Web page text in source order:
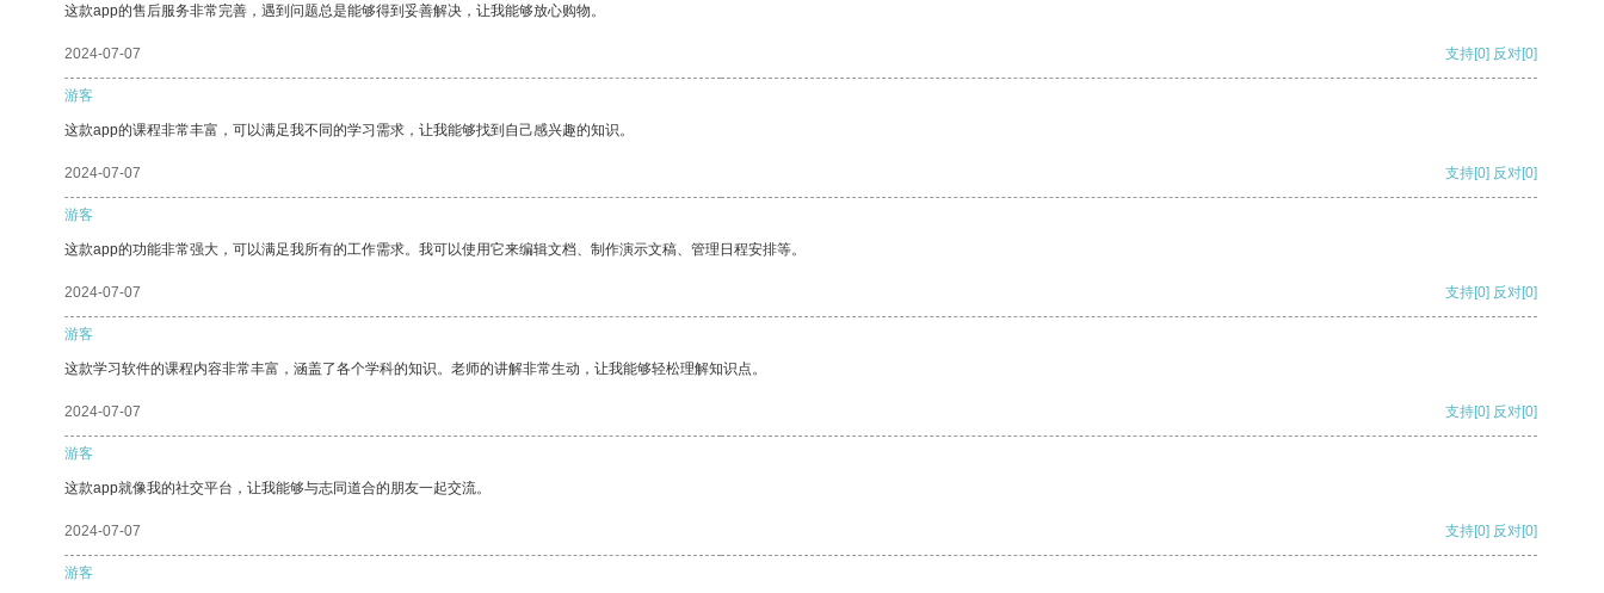
这款app的售后服务非常完善，遇到问题总是能够得到妥善解决，让我能够放心购物。
2024-07-07 支持[0] 反对[0]
游客
这款app的课程非常丰富，可以满足我不同的学习需求，让我能够找到自己感兴趣的知识。
2024-07-07 支持[0] 反对[0]
游客
这款app的功能非常强大，可以满足我所有的工作需求。我可以使用它来编辑文档、制作演示文稿、管理日程安排等。
2024-07-07 支持[0] 反对[0]
游客
这款学习软件的课程内容非常丰富，涵盖了各个学科的知识。老师的讲解非常生动，让我能够轻松理解知识点。
2024-07-07 支持[0] 反对[0]
游客
这款app就像我的社交平台，让我能够与志同道合的朋友一起交流。
2024-07-07 支持[0] 反对[0]
游客